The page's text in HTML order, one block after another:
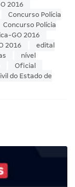
2016
Concurso Polícia
Concurso Polícia
GO 2016
2016
edital
nível
Oficial
do Estado de